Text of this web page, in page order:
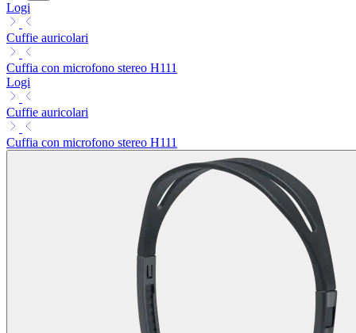
Logi
Cuffie auricolari
Cuffia con microfono stereo H111
Logi
Cuffie auricolari
Cuffia con microfono stereo H111